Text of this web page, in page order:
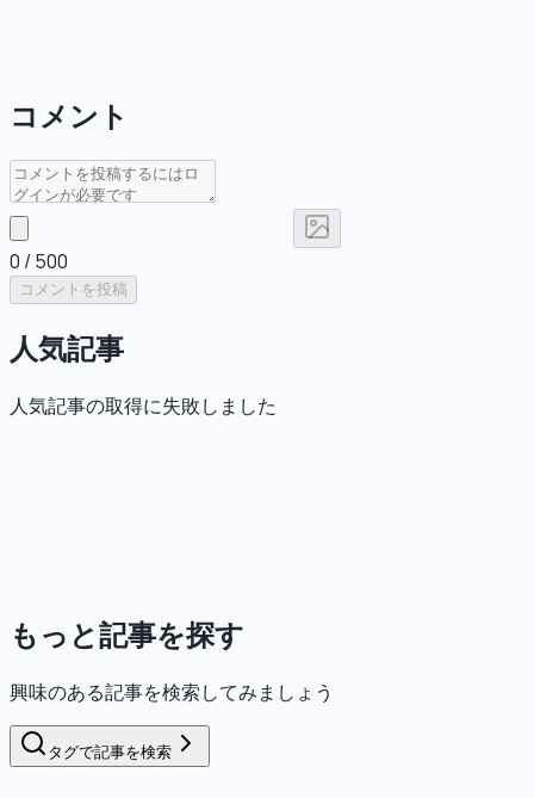
コメント
0 / 500
コメントを投稿
人気記事
人気記事の取得に失敗しました
もっと記事を探す
興味のある記事を検索してみましょう
タグで記事を検索